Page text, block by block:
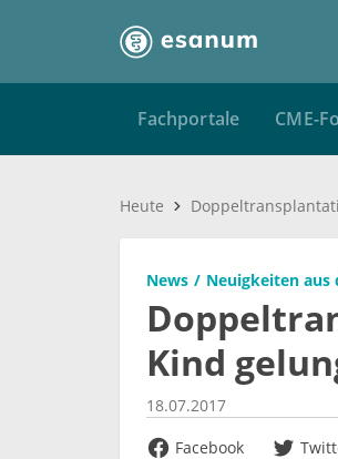
Fachportale CME-
Heute
News Neuigkeiten aus
Kind
18.07.2017
Facebook